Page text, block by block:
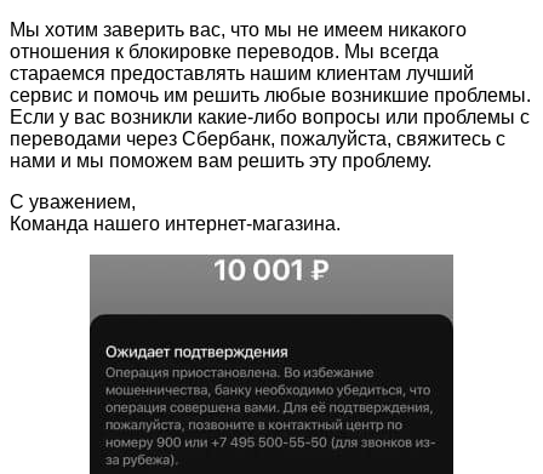
Мы хотим заверить вас, что мы не имеем никакого
отношения к блокировке переводов. Мы всегда
стараемся предоставлять нашим клиентам лучший
сервис и помочь им решить любые возникшие проблемы.
Если у вас возникли какие-либо вопросы или проблемы с
переводами через Сбербанк, пожалуйста, свяжитесь с
нами и мы поможем вам решить эту проблему.
С уважением,
Команда нашего интернет-магазина.